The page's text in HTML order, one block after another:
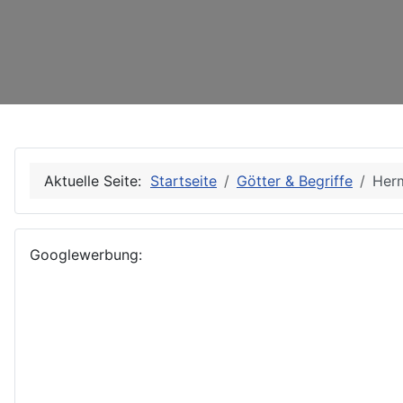
Aktuelle Seite: Startseite Götter & Begriffe
Googlewerbung: